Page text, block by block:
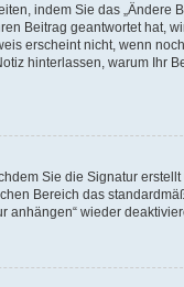
indem Sie das „Ändere
Beitrag geantwortet hat,
erscheint nicht, wenn
hinterlassen, warum Ihr
Sie die Signatur erstellt
Bereich das
anhängen“ wieder